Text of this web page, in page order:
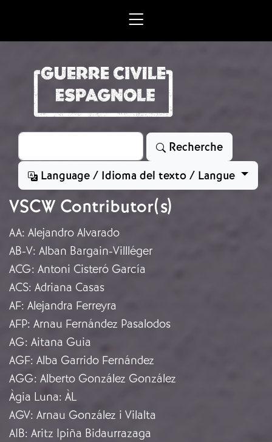
Rechercher
Recherche
Language / Idioma del texto / Langue
VSCW Contributor(s)
AA: Alejandro Alvarado
AB-V: Alban Bargain-Villléger
ACG: Antoni Cisteró García
ACS: Adriana Casas
AF: Alejandra Ferreyra
AFP: Arnau Fernández Pasalodos
AG: Aitana Guia
AGF: Alba Garrido Fernández
AGG: Alberto González González
Àgia Luna: ÀL
AGV: Arnau González i Vilalta
AIB: Aritz Ipiña Bidaurrazaga